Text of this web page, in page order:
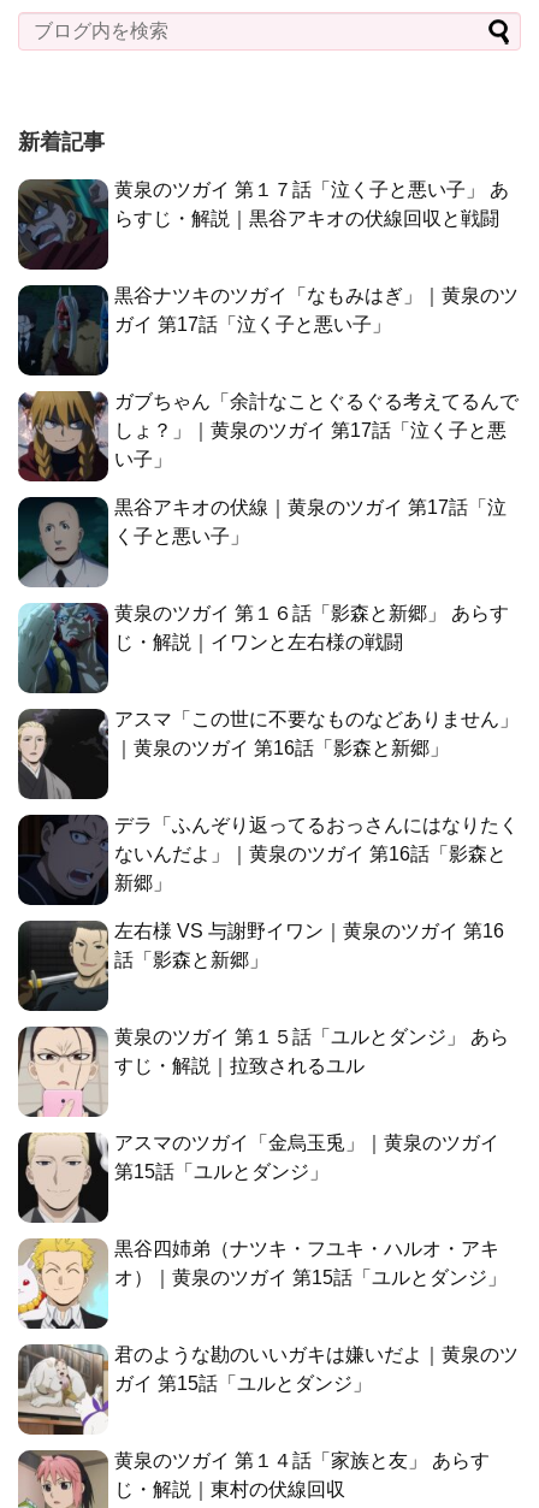
新着記事
黄泉のツガイ 第１７話「泣く子と悪い子」 あ
らすじ・解説｜黒谷アキオの伏線回収と戦闘
黒谷ナツキのツガイ「なもみはぎ」｜黄泉のツ
ガイ 第17話「泣く子と悪い子」
ガブちゃん「余計なことぐるぐる考えてるんで
しょ？」｜黄泉のツガイ 第17話「泣く子と悪
い子」
黒谷アキオの伏線｜黄泉のツガイ 第17話「泣
く子と悪い子」
黄泉のツガイ 第１６話「影森と新郷」 あらす
じ・解説｜イワンと左右様の戦闘
アスマ「この世に不要なものなどありません」
｜黄泉のツガイ 第16話「影森と新郷」
デラ「ふんぞり返ってるおっさんにはなりたく
ないんだよ」｜黄泉のツガイ 第16話「影森と
新郷」
左右様 VS 与謝野イワン｜黄泉のツガイ 第16
話「影森と新郷」
黄泉のツガイ 第１５話「ユルとダンジ」 あら
すじ・解説｜拉致されるユル
アスマのツガイ「金烏玉兎」｜黄泉のツガイ
第15話「ユルとダンジ」
黒谷四姉弟（ナツキ・フユキ・ハルオ・アキ
オ）｜黄泉のツガイ 第15話「ユルとダンジ」
君のような勘のいいガキは嫌いだよ｜黄泉のツ
ガイ 第15話「ユルとダンジ」
黄泉のツガイ 第１４話「家族と友」 あらす
じ・解説｜東村の伏線回収